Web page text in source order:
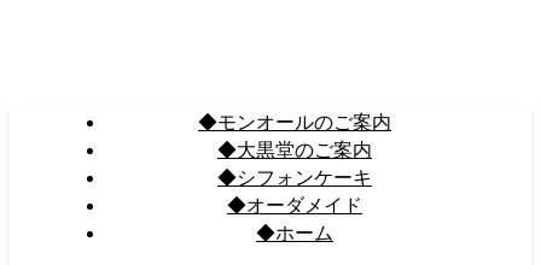
◆モンオールのご案内
◆大黒堂のご案内
◆シフォンケーキ
◆オーダメイド
◆ホーム